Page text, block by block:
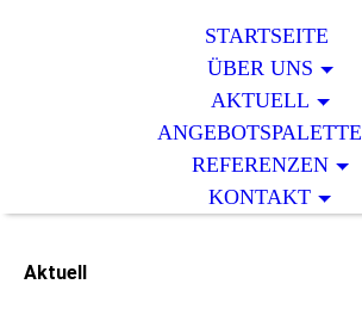
STARTSEITE
ÜBER UNS
AKTUELL
ANGEBOTSPALETTE
REFERENZEN
KONTAKT
Aktuell